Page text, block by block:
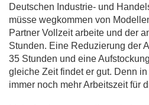
Deutschen Industrie- und
müsse wegkommen von
Partner Vollzeit arbeite und der
Stunden. Eine Reduzierung der
35 Stunden und eine
gleiche Zeit findet er gut. Denn
immer noch mehr Arbeitszeit für